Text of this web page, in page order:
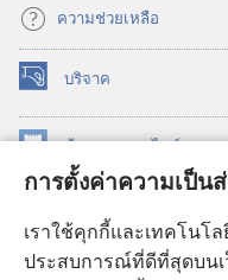
การตั้งค่าความเป็น
เราใช้คุกกี้และเทคโนโ
ประสบการณ์ที่ดีที่สุดบนเ
ความช่วยเหลือ
บริจาค
(เปิด
หน้าต่าง
ใหม่) ห้องสมุดออนไลน์ของว
หน้าต่าง
®
หน้าต่าง
ใหม่) JW Library®